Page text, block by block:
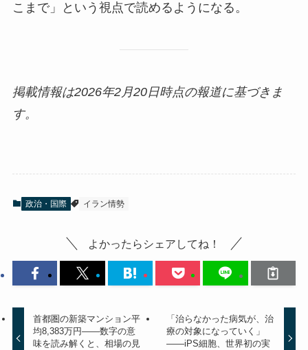
こまで」という視点で読めるようになる。
掲載情報は2026年2月20日時点の報道に基づきま
す。
政治・国際 イラン情勢
よかったらシェアしてね！
首都圏の新築マンション平
均8,383万円――数字の意
味を読み解くと、相場の見
「治らなかった病気が、治
療の対象になっていく」
——iPS細胞、世界初の実